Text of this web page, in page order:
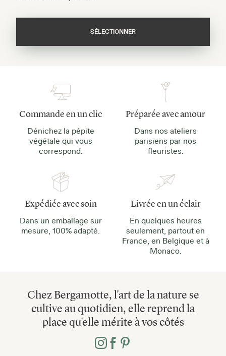
SÉLECTIONNER
Commande en un clic
Dénichez la pépite
végétale qui vous
correspond.
Préparée avec amour
Dans nos ateliers
parisiens par nos
fleuristes.
Expédiée avec soin
Dans un emballage sur
mesure, 100% adapté.
Livrée en un éclair
En quelques heures
seulement, partout en
France, en Belgique et à
Monaco.
Chez Bergamotte, l'art de la nature se
cultive au quotidien, elle reprend la
place qu'elle mérite à vos côtés